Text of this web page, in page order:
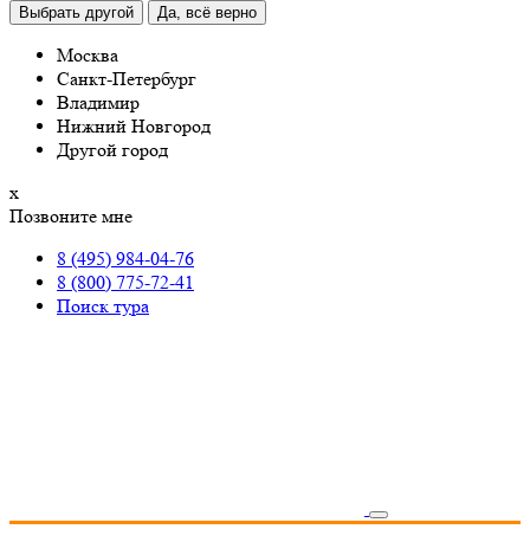
Выбрать другой Да, всё верно
Москва
Санкт-Петербург
Владимир
Нижний Новгород
Другой город
х
Позвоните мне
8 (495) 984-04-76
8 (800) 775-72-41
Поиск тура